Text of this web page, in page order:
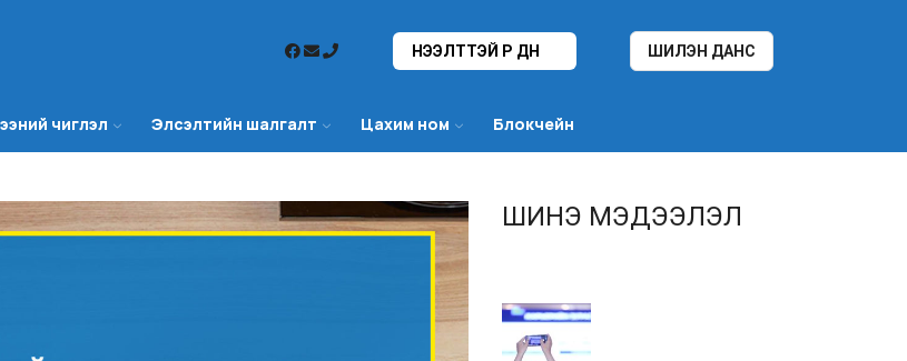
НЭЭЛТТЭЙ ҮР ДҮН ШИЛЭН ДАНС
чиглэл Элсэлтийн шалгалт Цахим ном Блокчейн
ШИНЭ МЭДЭЭЛЭЛ